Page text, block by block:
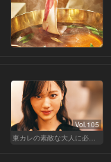
Vol.105
東カレの素敵な大人に必要なこと